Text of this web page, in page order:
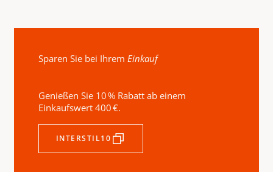
Sparen Sie bei Ihrem Einkauf
Genießen Sie 10 % Rabatt ab einem
Einkaufswert 400 €.
INTERSTIL10